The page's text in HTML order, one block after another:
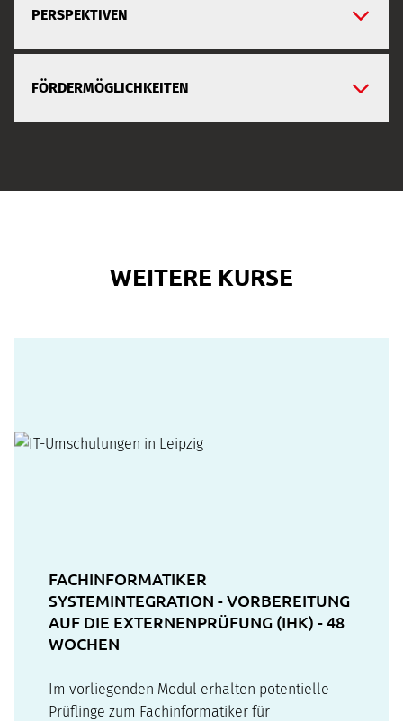
PERSPEKTIVEN
FÖRDERMÖGLICHKEITEN
WEITERE KURSE
FACHINFORMATIKER
SYSTEMINTEGRATION - VORBEREITUNG
AUF DIE EXTERNENPRÜFUNG (IHK) - 48
WOCHEN
Im vorliegenden Modul erhalten potentielle
Prüflinge zum Fachinformatiker für